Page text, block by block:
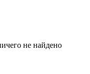
не найдено